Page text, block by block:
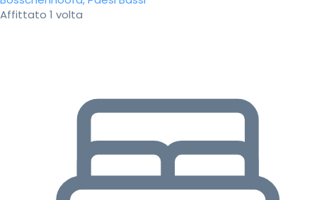
Affittato 1 volta